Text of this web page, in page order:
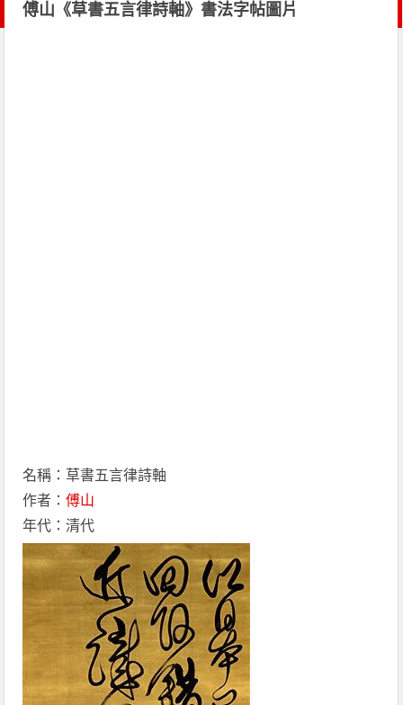
傅山《草書五言律詩軸》書法字帖圖片
名稱：草書五言律詩軸
作者：傅山
年代：清代